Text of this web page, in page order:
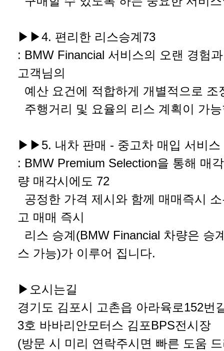
▶▶4. 편리한 리스승계73
: BMW Financial 서비스의 오랜 경험
고객님의
예산 요건에 적합하게 개별적으로
주행거리 및 요율의 리스 계획이 가
▶▶5. 내차 판매 - 중고차 매입 서비스
: BMW Premium Selection을 통해 매
량 매각시에도 72
공정한 가격 제시와 함께 매매즉시
고 매매 즉시
리스 승계(BMW Financial 차량은 승
스 가능)가 이루어 집니다.
▶오시는길
경기도 김포시 고촌읍 아라육로152번
3호 바바리안모터스 김포BPS전시장
(방문 시 미리 연락주시면 빠른 도움